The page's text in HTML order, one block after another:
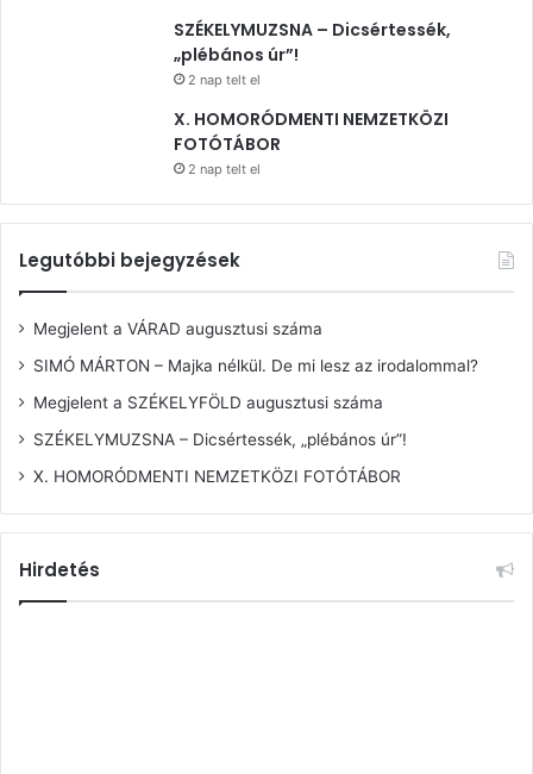
SZÉKELYMUZSNA – Dicsértessék,
„plébános úr”!
2 nap telt el
X. HOMORÓDMENTI NEMZETKÖZI
FOTÓTÁBOR
2 nap telt el
Legutóbbi bejegyzések
Megjelent a VÁRAD augusztusi száma
SIMÓ MÁRTON – Majka nélkül. De mi lesz az irodalommal?
Megjelent a SZÉKELYFÖLD augusztusi száma
SZÉKELYMUZSNA – Dicsértessék, „plébános úr”!
X. HOMORÓDMENTI NEMZETKÖZI FOTÓTÁBOR
Hirdetés